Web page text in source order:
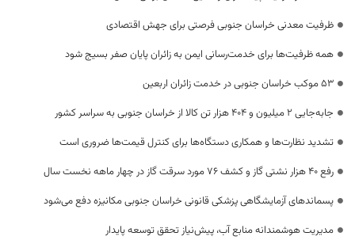
ظرفیت معدنی خراسان جنوبی فرصتی برای جهش اقتصادی
همه ظرفیت‌ها برای خدمت‌رسانی ایمن به زائران پایان صفر بسیج شود
53 موکب خراسان جنوبی در خدمت زائران اربعین
جابه‌جایی 2 میلیون و 404 هزار تن کالا از خراسان جنوبی به سراسر کشور
تشدید نظارت‌ها و همکاری دستگاه‌ها برای کنترل قیمت‌ها ضروری است
رفع 40 هزار نشتی گاز و کشف 76 مورد سرقت گاز در چهار ماهه نخست سال
پسماندهای آزمایشگاهی پزشکی قانونی خراسان جنوبی مکانیزه دفع می‌شود
مدیریت هوشمندانه منابع آب، پیش‌نیاز تحقق توسعه پایدار